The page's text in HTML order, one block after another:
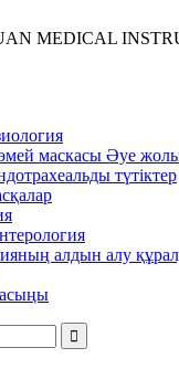
MEDICAL
маскасы Әуе
түтіктер
алдын алу